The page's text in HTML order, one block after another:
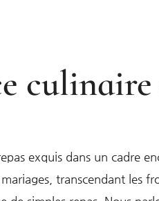
exquis dans un cadre
transcendant les